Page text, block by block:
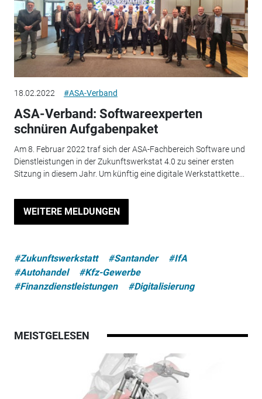
18.02.2022 #ASA-Verband
ASA-Verband: Softwareexperten
schnüren Aufgabenpaket
Am 8. Februar 2022 traf sich der ASA-Fachbereich Software und
Dienstleistungen in der Zukunftswerkstat 4.0 zu seiner ersten
Sitzung in diesem Jahr. Um künftig eine digitale Werkstattkette...
WEITERE MELDUNGEN
#Zukunftswerkstatt #Santander
#IfA
#Autohandel
#Kfz-Gewerbe
#Finanzdienstleistungen
#Digitalisierung
MEISTGELESEN